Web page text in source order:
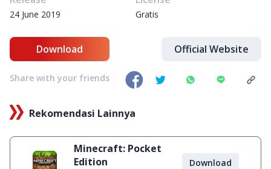
24 June 2019 Gratis
Download Official Website
Share with your friends
Rekomendasi Lainnya
Minecraft: Pocket
Edition
Download